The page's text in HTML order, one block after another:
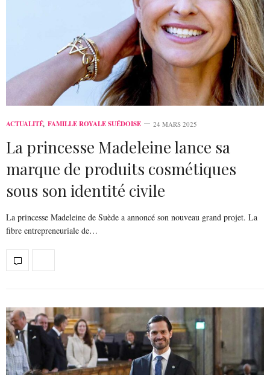
ACTUALITÉ, FAMILLE ROYALE SUÉDOISE 24 MARS 2025
La princesse Madeleine lance sa
marque de produits cosmétiques
sous son identité civile
La princesse Madeleine de Suède a annoncé son nouveau grand projet. La
fibre entrepreneuriale de…